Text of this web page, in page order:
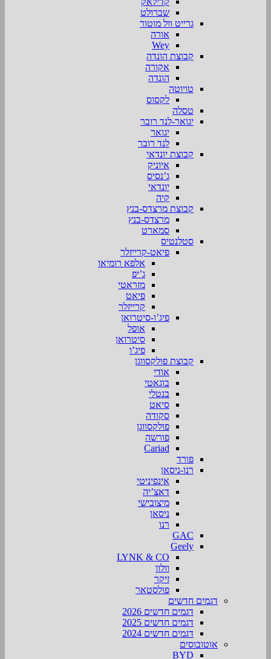
שברולט
גרייט וול מוטור
אורה
Wey
קבוצת הונדה
אקורה
הונדה
טויוטה
לקסוס
טסלה
יגואר-לנד רובר
יגואר
לנד רובר
קבוצת יונדאי
איוניק
ג’נסיס
יונדאי
קיה
קבוצת מרצדס-בנץ
מרצדס-בנץ
סמארט
סטלנטיס
פיאט-קרייזלר
אלפא רומיאו
ג’יפ
מזראטי
פיאט
קרייזלר
פיג’ו-סיטרואן
אופל
סיטרואן
פיג’ו
קבוצת פולקסווגן
אודי
בוגאטי
בנטלי
סיאט
סקודה
פולקסווגן
פורשה
Cariad
פורד
רנו-ניסאן
אינפיניטי
דאצ’יה
מיצובישי
ניסאן
רנו
GAC
Geely
LYNK & CO
וולוו
זיקר
פולסטאר
דגמים חדשים
דגמים חדשים 2026
דגמים חדשים 2025
דגמים חדשים 2024
אוטובוסים
BYD